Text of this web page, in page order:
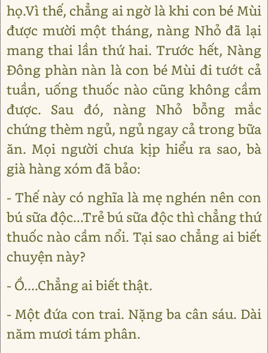
họ.Vì thế, chẳng ai ngờ là khi con bé Mùi
được mười một tháng, nàng Nhỏ đã lại
mang thai lần thứ hai. Trước hết, Nàng
Đông phàn nàn là con bé Mùi đi tướt cả
tuần, uống thuốc nào cũng không cầm
được. Sau đó, nàng Nhỏ bỗng mắc
chứng thèm ngủ, ngủ ngay cả trong bữa
ăn. Mọi người chưa kịp hiểu ra sao, bà
già hàng xóm đã bảo:
- Thế này có nghĩa là mẹ nghén nên con
bú sữa độc...Trẻ bú sữa độc thì chẳng thứ
thuốc nào cầm nổi. Tại sao chẳng ai biết
chuyện này?
- Ồ....Chẳng ai biết thật.
- Một đứa con trai. Nặng ba cân sáu. Dài
năm mươi tám phân.